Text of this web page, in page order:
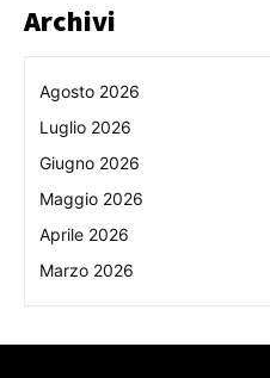
Archivi
Agosto 2026
Luglio 2026
Giugno 2026
Maggio 2026
Aprile 2026
Marzo 2026